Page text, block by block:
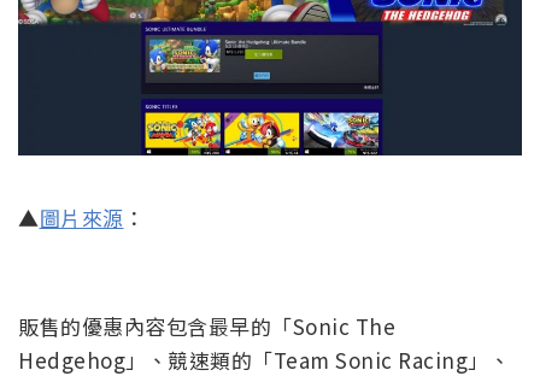
▲圖片來源 ：
販售的優惠內容包含最早的「Sonic The
Hedgehog」、競速類的「Team Sonic Racing」、